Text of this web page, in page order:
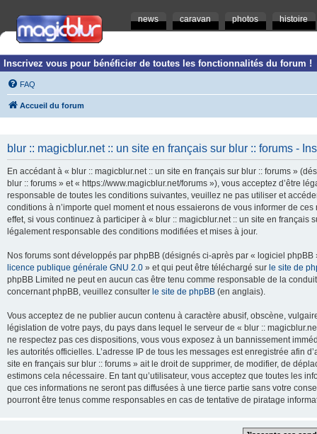
news caravan photos histoire
Inscrivez vous pour bénéficier de toutes les fonctionnalités du forum !
FAQ
Accueil du forum
blur :: magicblur.net :: un site en français sur blur :: forums -
En accédant à « blur :: magicblur.net :: un site en français sur blur :: forums »
blur :: forums » et « https://www.magicblur.net/forums »), vous acceptez d’être
responsable de toutes les conditions suivantes, veuillez ne pas utiliser et
conditions à n’importe quel moment et nous essaierons de vous informer de
effet, si vous continuez à participer à « blur :: magicblur.net :: un site en
légalement responsable des conditions modifiées et mises à jour.
Nos forums sont développés par phpBB (désignés ci-après par « logiciel
licence publique générale GNU 2.0 » et qui peut être téléchargé sur le site de
phpBB Limited ne peut en aucun cas être tenu comme responsable de la
concernant phpBB, veuillez consulter le site de phpBB (en anglais).
Vous acceptez de ne publier aucun contenu à caractère abusif, obscène,
législation de votre pays, du pays dans lequel le serveur de « blur ::
ne respectez pas ces dispositions, vous vous exposez à un bannissement
les autorités officielles. L’adresse IP de tous les messages est enregistrée afin
site en français sur blur :: forums » ait le droit de supprimer, de modifier, de
estimons cela nécessaire. En tant qu’utilisateur, vous acceptez que toutes les
que ces informations ne seront pas diffusées à une tierce partie sans votre
pourront être tenus comme responsables en cas de tentative de piratage